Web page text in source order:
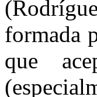
formada
que